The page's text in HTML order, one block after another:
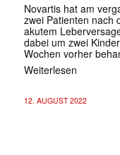
Novartis hat am
zwei Patienten nach
akutem
dabei um zwei
Wochen vorher
Weiterlesen
12. AUGUST 2022